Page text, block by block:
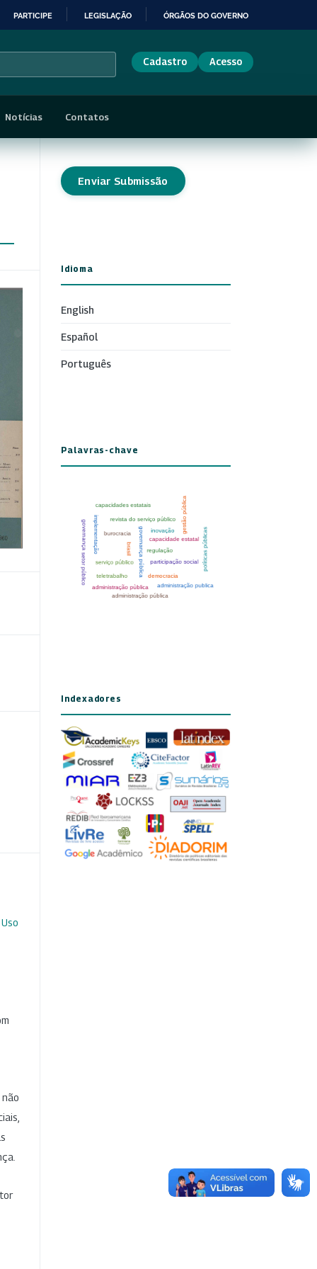
PARTICIPE LEGISLAÇÃO ÓRGÃOS DO GOVERNO
Cadastro Acesso
Notícias Contatos
Enviar Submissão
Idioma
English
Español
Português
Palavras-chave
Indexadores